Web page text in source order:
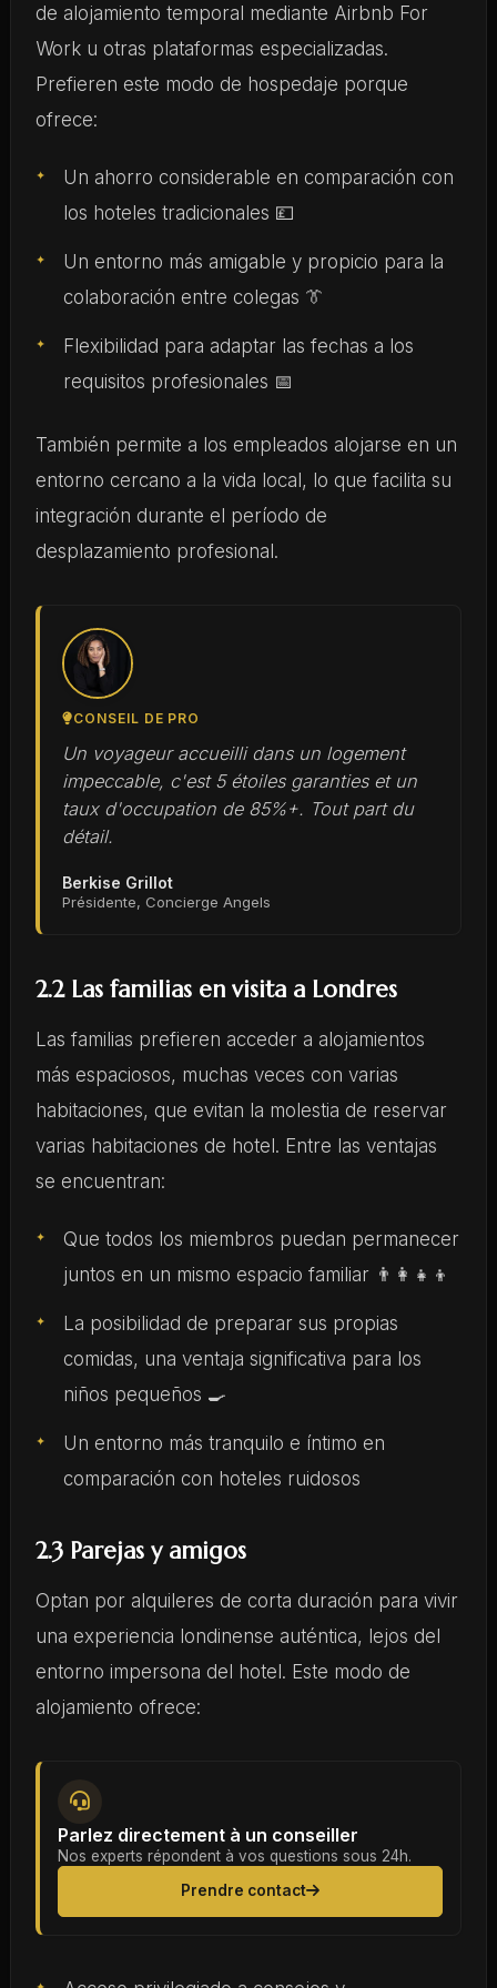
de alojamiento temporal mediante Airbnb For
Work u otras plataformas especializadas.
Prefieren este modo de hospedaje porque
ofrece:
Un ahorro considerable en comparación con
los hoteles tradicionales 💷
Un entorno más amigable y propicio para la
colaboración entre colegas 👔
Flexibilidad para adaptar las fechas a los
requisitos profesionales 📅
También permite a los empleados alojarse en un
entorno cercano a la vida local, lo que facilita su
integración durante el período de
desplazamiento profesional.
CONSEIL DE PRO
Un voyageur accueilli dans un logement
impeccable, c'est 5 étoiles garanties et un
taux d'occupation de 85%+. Tout part du
détail.
Berkise Grillot
Présidente, Concierge Angels
2.2 Las familias en visita a Londres
Las familias prefieren acceder a alojamientos
más espaciosos, muchas veces con varias
habitaciones, que evitan la molestia de reservar
varias habitaciones de hotel. Entre las ventajas
se encuentran:
Que todos los miembros puedan permanecer
juntos en un mismo espacio familiar 👨‍👩‍👧‍👦
La posibilidad de preparar sus propias
comidas, una ventaja significativa para los
niños pequeños 🍳
Un entorno más tranquilo e íntimo en
comparación con hoteles ruidosos
2.3 Parejas y amigos
Optan por alquileres de corta duración para vivir
una experiencia londinense auténtica, lejos del
entorno impersona del hotel. Este modo de
alojamiento ofrece:
Parlez directement à un conseiller
Nos experts répondent à vos questions sous 24h.
Prendre contact